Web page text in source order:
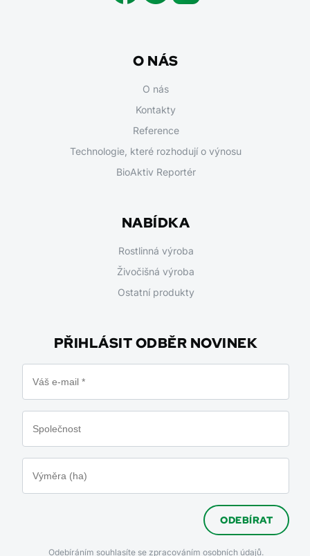
O NÁS
O nás
Kontakty
Reference
Technologie, které rozhodují o výnosu
BioAktiv Reportér
NABÍDKA
Rostlinná výroba
Živočišná výroba
Ostatní produkty
PŘIHLÁSIT ODBĚR NOVINEK
ODEBÍRAT
Odebíráním souhlasíte se zpracováním osobních údajů.